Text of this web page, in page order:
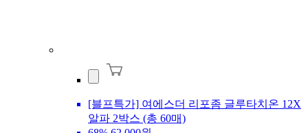
[블프특가] 여에스더 리포좀 글루타치온 12X
알파 2박스 (총 60매)